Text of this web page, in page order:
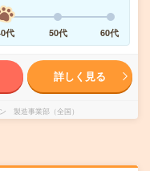
代 50代 60代
詳しく見る
製造事業部（全国）